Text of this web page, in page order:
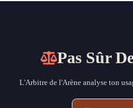
Pas Sûr
L'Arbitre de l'Arène analyse ton